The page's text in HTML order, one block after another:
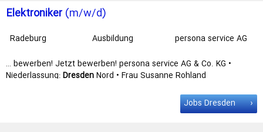
der kompetente Partner bei der jobsuche. Durch unser regionales
Netzwerk zu den renommiertesten …
Elektroniker (m/w/d)
Radeburg Ausbildung
persona service AG
Niederlassung:
Dresden
… bewerben! Jetzt bewerben! persona service AG & Co. KG •
Niederlassung:DresdenNord • Frau Susanne Rohland
bieten jede Menge Chancen und Entfaltungsspielraum.
(m/w/d) in Radeburg Worauf Du Dich bei diesem
Jobs Dresden